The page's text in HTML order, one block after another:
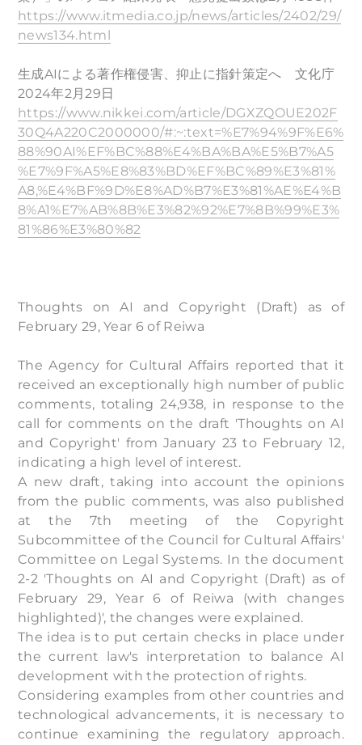
https://www.itmedia.co.jp/news/articles/2402/29/
news134.html
生成AIによる著作権侵害、抑止に指針策定へ 文化庁
2024年2月29日
https://www.nikkei.com/article/DGXZQOUE202F
30Q4A220C2000000/#:~:text=%E7%94%9F%E6%
88%90AI%EF%BC%88%E4%BA%BA%E5%B7%A5
%E7%9F%A5%E8%83%BD%EF%BC%89%E3%81%
A8,%E4%BF%9D%E8%AD%B7%E3%81%AE%E4%B
8%A1%E7%AB%8B%E3%82%92%E7%8B%99%E3%
81%86%E3%80%82
Thoughts on AI and Copyright (Draft) as of
February 29, Year 6 of Reiwa
The Agency for Cultural Affairs reported that it
received an exceptionally high number of public
comments, totaling 24,938, in response to the
call for comments on the draft 'Thoughts on AI
and Copyright' from January 23 to February 12,
indicating a high level of interest.
A new draft, taking into account the opinions
from the public comments, was also published
at the 7th meeting of the Copyright
Subcommittee of the Council for Cultural Affairs'
Committee on Legal Systems. In the document
2-2 'Thoughts on AI and Copyright (Draft) as of
February 29, Year 6 of Reiwa (with changes
highlighted)', the changes were explained.
The idea is to put certain checks in place under
the current law's interpretation to balance AI
development with the protection of rights.
Considering examples from other countries and
technological advancements, it is necessary to
continue examining the regulatory approach.